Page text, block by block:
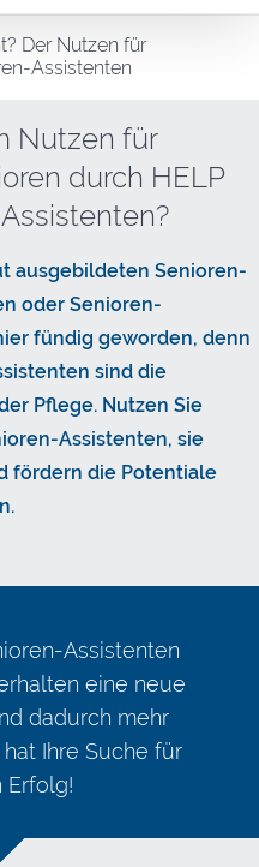
Der Nutzen für
Assistenten
Nutzen für
durch HELP
ausgebildeten Senioren-
oder Senioren-
fündig geworden, denn
sind die
Pflege. Nutzen Sie
Assistenten, sie
fördern die Potentiale
Assistenten
eine neue
dadurch mehr
Ihre Suche für
Erfolg!